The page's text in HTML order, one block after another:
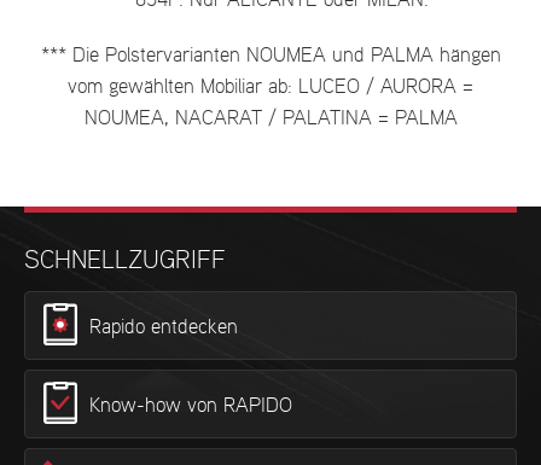
*** Die Polstervarianten NOUMEA und PALMA hängen
vom gewählten Mobiliar ab: LUCEO / AURORA =
NOUMEA, NACARAT / PALATINA = PALMA
SCHNELLZUGRIFF
Rapido entdecken
Know-how von RAPIDO